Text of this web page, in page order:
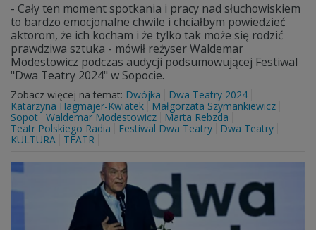
- Cały ten moment spotkania i pracy nad słuchowiskiem
to bardzo emocjonalne chwile i chciałbym powiedzieć
aktorom, że ich kocham i że tylko tak może się rodzić
prawdziwa sztuka - mówił reżyser Waldemar
Modestowicz podczas audycji podsumowującej Festiwal
"Dwa Teatry 2024" w Sopocie.
Zobacz więcej na temat: Dwójka
Dwa Teatry 2024
Katarzyna Hagmajer-Kwiatek
Małgorzata Szymankiewicz
Sopot Waldemar Modestowicz
Marta Rebzda
Teatr Polskiego Radia
Festiwal Dwa Teatry
Dwa Teatry
KULTURA
TEATR